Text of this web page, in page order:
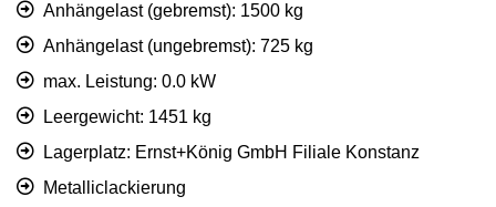
Anhängelast (gebremst): 1500 kg
Anhängelast (ungebremst): 725 kg
max. Leistung: 0.0 kW
Leergewicht: 1451 kg
Lagerplatz: Ernst+König GmbH Filiale Konstanz
Metalliclackierung